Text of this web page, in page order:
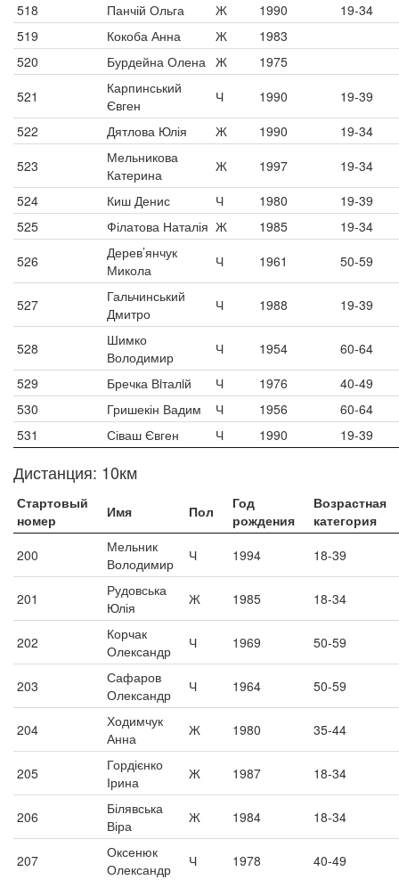
518 Панчій Ольга Ж 1990
19-34
519
Кокоба Анна Ж
1983
520
Бурдейна Олена Ж
1975
521
Карпинський
Євген
Ч 1990
19-39
522
Дятлова Юлія Ж 1990
19-34
523
Мельникова
Катерина
Ж 1997
19-34
524
Киш Денис Ч 1980
19-39
525
Філатова Наталія Ж 1985
19-34
526
Дерев’янчук
Микола
Ч 1961 50-59
527
Гальчинський
Дмитро
Ч 1988 19-39
528
Шимко
Володимир
Ч 1954
60-64
529
Бречка Вiталiй Ч 1976
40-49
530
Гришекін Вадим Ч 1956
60-64
531
Сіваш Євген Ч 1990 19-39
Дистанция: 10км
Стартовый
номер
Имя Пол
Год
рождения
Возрастная
категория
200
Мельник
Володимир
Ч 1994 18-39
201
Рудовська
Юлія
Ж 1985 18-34
202
Корчак
Олександр
Ч 1969 50-59
203
Сафаров
Олександр
Ч 1964 50-59
204
Ходимчук
Анна
Ж 1980 35-44
205
Гордієнко
Ірина
Ж 1987 18-34
206
Білявська
Віра
Ж 1984 18-34
207
Оксенюк
Олександр
Ч 1978 40-49